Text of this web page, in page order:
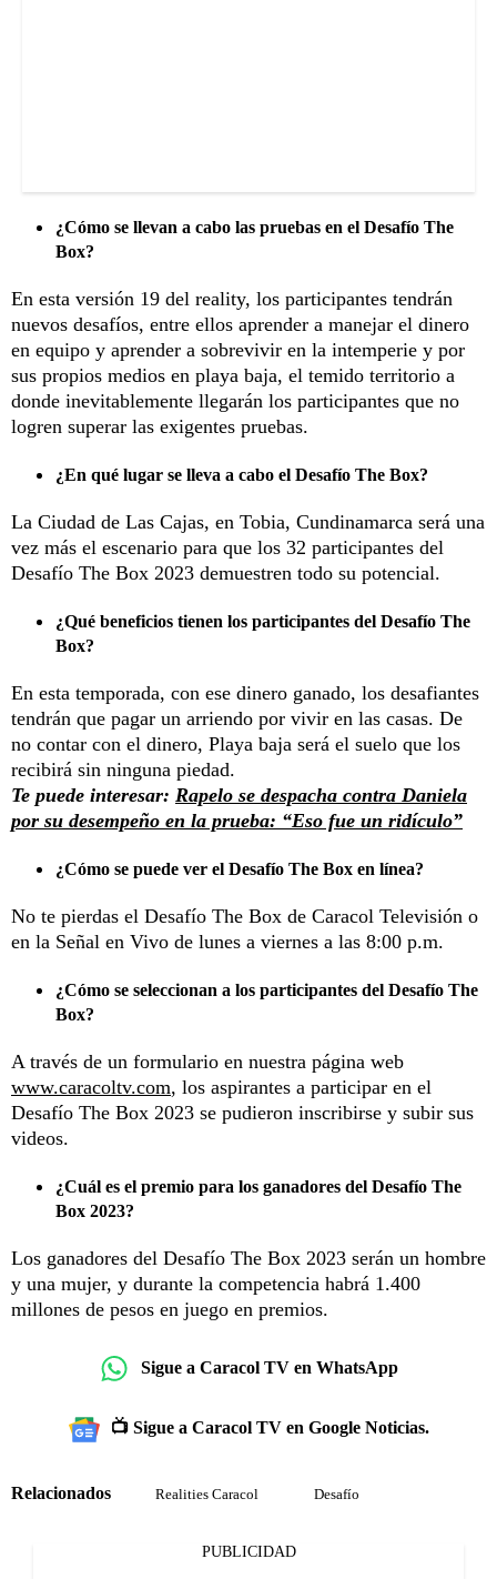
¿Cómo se llevan a cabo las pruebas en el Desafío The
Box?
En esta versión 19 del reality, los participantes tendrán
nuevos desafíos, entre ellos aprender a manejar el dinero
en equipo y aprender a sobrevivir en la intemperie y por
sus propios medios en playa baja, el temido territorio a
donde inevitablemente llegarán los participantes que no
logren superar las exigentes pruebas.
¿En qué lugar se lleva a cabo el Desafío The Box?
La Ciudad de Las Cajas, en Tobia, Cundinamarca será una
vez más el escenario para que los 32 participantes del
Desafío The Box 2023 demuestren todo su potencial.
¿Qué beneficios tienen los participantes del Desafío The
Box?
En esta temporada, con ese dinero ganado, los desafiantes
tendrán que pagar un arriendo por vivir en las casas. De
no contar con el dinero, Playa baja será el suelo que los
recibirá sin ninguna piedad.
Te puede interesar: Rapelo se despacha contra Daniela
por su desempeño en la prueba: “Eso fue un ridículo”
¿Cómo se puede ver el Desafío The Box en línea?
No te pierdas el Desafío The Box de Caracol Televisión o
en la Señal en Vivo de lunes a viernes a las 8:00 p.m.
¿Cómo se seleccionan a los participantes del Desafío The
Box?
A través de un formulario en nuestra página web
www.caracoltv.com, los aspirantes a participar en el
Desafío The Box 2023 se pudieron inscribirse y subir sus
videos.
¿Cuál es el premio para los ganadores del Desafío The
Box 2023?
Los ganadores del Desafío The Box 2023 serán un hombre
y una mujer, y durante la competencia habrá 1.400
millones de pesos en juego en premios.
Sigue a Caracol TV en WhatsApp
📺 Sigue a Caracol TV en Google Noticias.
Relacionados Realities Caracol Desafío
PUBLICIDAD